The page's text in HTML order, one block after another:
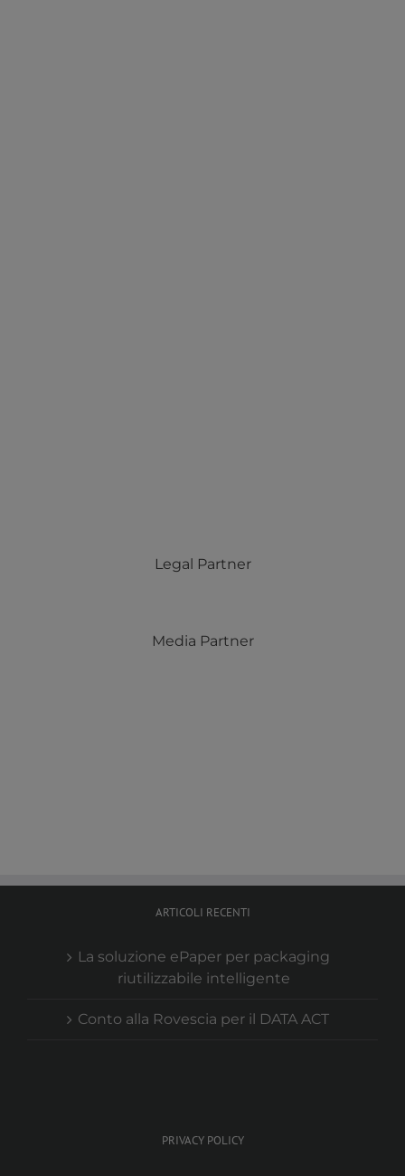
Legal Partner
Media Partner
ARTICOLI RECENTI
La soluzione ePaper per packaging
riutilizzabile intelligente
Conto alla Rovescia per il DATA ACT
PRIVACY POLICY